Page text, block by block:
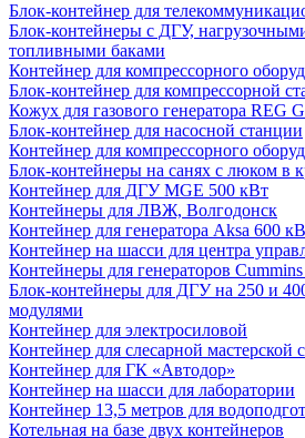
Блок-контейнер для
Блок-контейнеры с ДГУ,
топливными баками
Контейнер для компрессорного
Блок-контейнер для компрессорной
Кожух для газового генератора REG
Блок-контейнер для насосной станции
Контейнер для компрессорного
Блок-контейнеры на санях с люком в
Контейнер для ДГУ MGE 500 кВт
Контейнеры для ЛВЖ, Волгодонск
Контейнер для генератора Aksa 600
Контейнер на шасси для центра
Контейнеры для генераторов
Блок-контейнеры для ДГУ на 250 и
модулями
Контейнер для электросиловой
Контейнер для слесарной мастерской
Контейнер для ГК «Автодор»
Контейнер на шасси для лаборатории
Контейнер 13,5 метров для
Котельная на базе двух контейнеров